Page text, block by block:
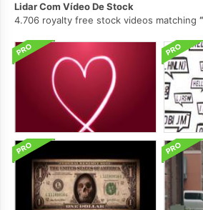
Lidar Com Vídeo De Stock
4.706 royalty free stock videos matching